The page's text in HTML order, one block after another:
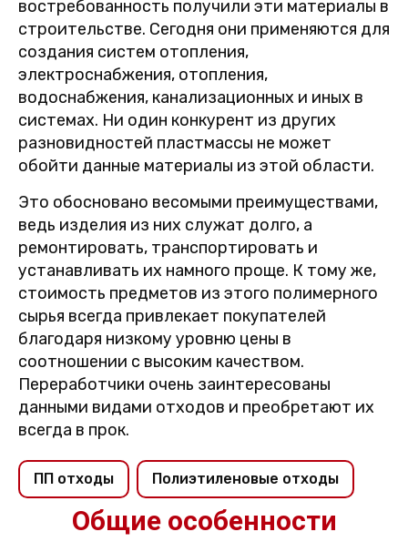
востребованность получили эти материалы в
строительстве. Сегодня они применяются для
создания систем отопления,
электроснабжения, отопления,
водоснабжения, канализационных и иных в
системах. Ни один конкурент из других
разновидностей пластмассы не может
обойти данные материалы из этой области.
Это обосновано весомыми преимуществами,
ведь изделия из них служат долго, а
ремонтировать, транспортировать и
устанавливать их намного проще. К тому же,
стоимость предметов из этого полимерного
сырья всегда привлекает покупателей
благодаря низкому уровню цены в
соотношении с высоким качеством.
Переработчики очень заинтересованы
данными видами отходов и преобретают их
всегда в прок.
ПП отходы Полиэтиленовые отходы
Общие особенности